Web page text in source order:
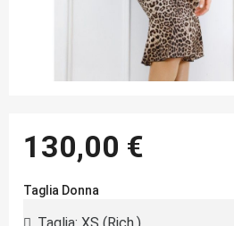
130,00 €
Taglia Donna